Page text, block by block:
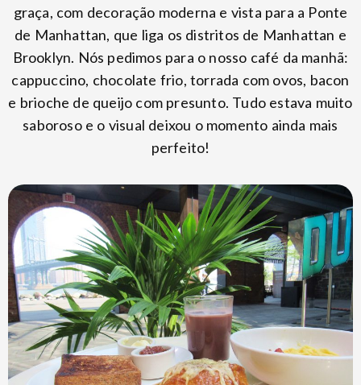
graça, com decoração moderna e vista para a Ponte
de Manhattan, que liga os distritos de Manhattan e
Brooklyn. Nós pedimos para o nosso café da manhã:
cappuccino, chocolate frio, torrada com ovos, bacon
e brioche de queijo com presunto. Tudo estava muito
saboroso e o visual deixou o momento ainda mais
perfeito!